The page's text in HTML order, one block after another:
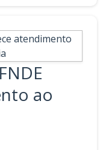
ao